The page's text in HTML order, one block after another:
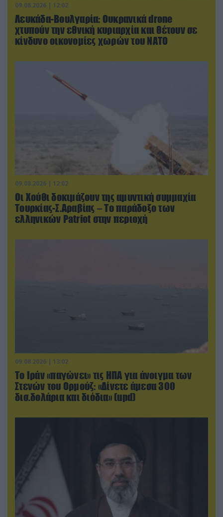
09.08.2026 | 12:02
Λευκάδα-Βουλγαρία: Ουκρανικά drone
χτυπούν την εθνική κυριαρχία και θέτουν σε
κίνδυνο οικονομίες χωρών του ΝΑΤΟ
09.08.2026 | 12:02
Οι Χούθι δοκιμάζουν της αμυντική συμμαχία
Τουρκίας-Σ.Αραβίας – Το παράδοξο των
ελληνικών Patriot στην περιοχή
09.08.2026 | 13:02
Το Ιράν «παγώνει» τις ΗΠΑ για άνοιγμα των
Στενών του Ορμούζ: «Δίνετε άμεσα 300
δισ.δολάρια και διόδια» (upd)